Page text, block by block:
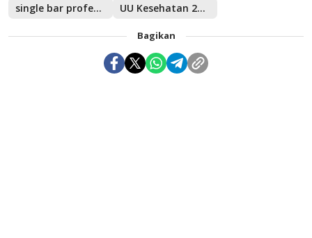
single bar profesi kesehatan
UU Kesehatan 2023
Bagikan